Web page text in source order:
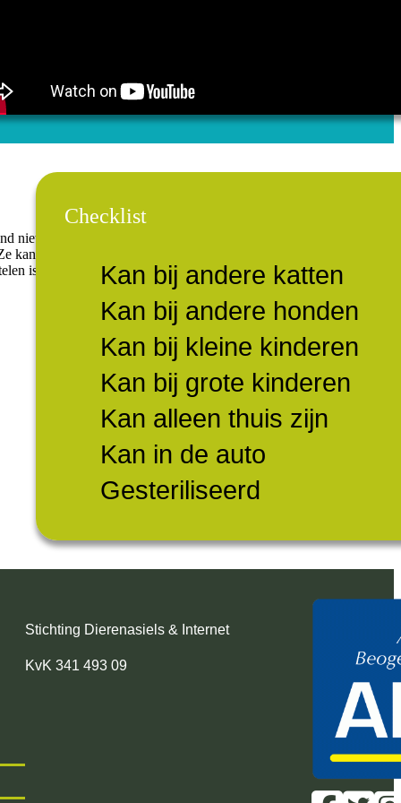
niet
kan
is
Checklist
Kan bij andere katten
Kan bij andere honden
Kan bij kleine kinderen
Kan bij grote kinderen
Kan alleen thuis zijn
Kan in de auto
Gesteriliseerd
Stichting Dierenasiels & Internet
KvK 341 493 09